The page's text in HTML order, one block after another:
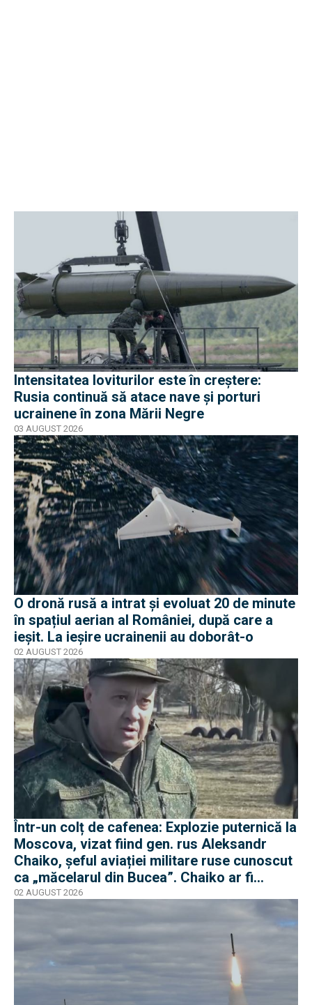
Intensitatea loviturilor este în creștere:
Rusia continuă să atace nave și porturi
ucrainene în zona Mării Negre
03 AUGUST 2026
O dronă rusă a intrat și evoluat 20 de minute
în spațiul aerian al României, după care a
ieșit. La ieșire ucrainenii au doborât-o
02 AUGUST 2026
Într-un colț de cafenea: Explozie puternică la
Moscova, vizat fiind gen. rus Aleksandr
Chaiko, șeful aviației militare ruse cunoscut
ca „măcelarul din Bucea”. Chaiko ar fi
supraviețuit
02 AUGUST 2026